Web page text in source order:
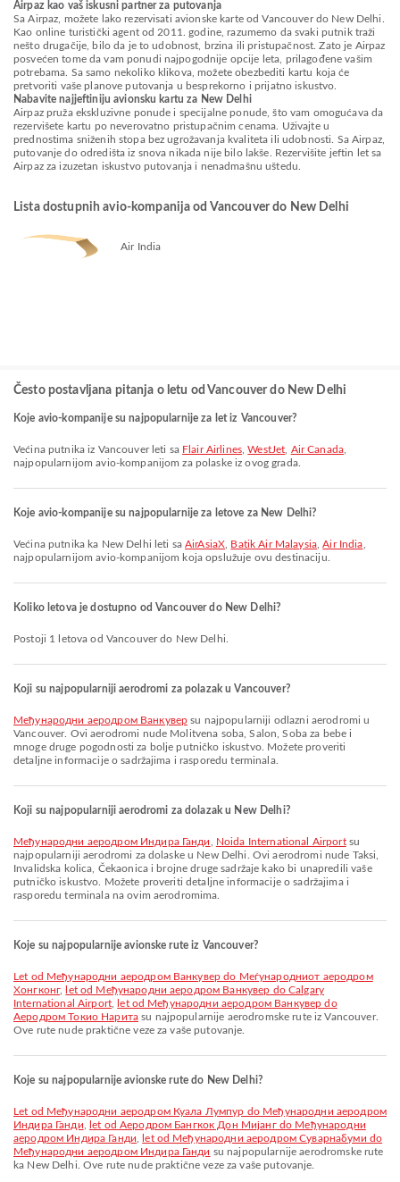
Airpaz kao vaš iskusni partner za putovanja
Sa Airpaz, možete lako rezervisati avionske karte od Vancouver do New Delhi.
Kao online turistički agent od 2011. godine, razumemo da svaki putnik traži
nešto drugačije, bilo da je to udobnost, brzina ili pristupačnost. Zato je Airpaz
posvećen tome da vam ponudi najpogodnije opcije leta, prilagođene vašim
potrebama. Sa samo nekoliko klikova, možete obezbediti kartu koja će
pretvoriti vaše planove putovanja u besprekorno i prijatno iskustvo.
Nabavite najjeftiniju avionsku kartu za New Delhi
Airpaz pruža ekskluzivne ponude i specijalne ponude, što vam omogućava da
rezervišete kartu po neverovatno pristupačnim cenama. Uživajte u
prednostima sniženih stopa bez ugrožavanja kvaliteta ili udobnosti. Sa Airpaz,
putovanje do odredišta iz snova nikada nije bilo lakše. Rezervišite jeftin let sa
Airpaz za izuzetan iskustvo putovanja i nenadmašnu uštedu.
Lista dostupnih avio-kompanija od Vancouver do New Delhi
Air India
Često postavljana pitanja o letu od Vancouver do New Delhi
Koje avio-kompanije su najpopularnije za let iz Vancouver?
Većina putnika iz Vancouver leti sa Flair Airlines ,WestJet Air Canada,
najpopularnijom avio-kompanijom za polaske iz ovog grada.
Koje avio-kompanije su najpopularnije za letove za New Delhi?
Većina putnika ka New Delhi leti saAirAsiaX Batik Air Malaysia,Air India
najpopularnijom avio-kompanijom koja opslužuje ovu destinaciju.
Koliko letova je dostupno od Vancouver do New Delhi?
Postoji 1 letova od Vancouver do New Delhi.
Koji su najpopularniji aerodromi za polazak u Vancouver?
Међународни аеродром Ванкувер su najpopularniji odlazni aerodromi u
Vancouver. Ovi aerodromi nude Molitvena soba, Salon, Soba za bebe i
mnoge druge pogodnosti za bolje putničko iskustvo. Možete proveriti
detaljne informacije o sadržajima i rasporedu terminala.
Koji su najpopularniji aerodromi za dolazak u New Delhi?
Међународни аеродром Индира Ганди Noida International Airportsu
najpopularniji aerodromi za dolaske u New Delhi. Ovi aerodromi nude Taksi,
Invalidska kolica, Čekaonica i brojne druge sadržaje kako bi unapredili vaše
putničko iskustvo. Možete proveriti detaljne informacije o sadržajima i
rasporedu terminala na ovim aerodromima.
Koje su najpopularnije avionske rute iz Vancouver?
let od Међународни аеродром Ванкувер do Меѓународниот аеродром
Хонгконг,
let od Међународни аеродром Ванкувер do Calgary
International Airport,
let od Међународни аеродром Ванкувер do
Аеродром Токио Наритаsu najpopularnije aerodromske rute iz Vancouver.
Ove rute nude praktične veze za vaše putovanje.
Koje su najpopularnije avionske rute do New Delhi?
let od Међународни аеродром Куала Лумпур do Међународни аеродром
Индира Ганди
let od Аеродром Бангкок Дон Мијанг do Међународни
аеродром Индира Ганди
let od Међународни аеродром Суварнабуми do
Међународни аеродром Индира Ганди su najpopularnije aerodromske rute
ka New Delhi. Ove rute nude praktične veze za vaše putovanje.